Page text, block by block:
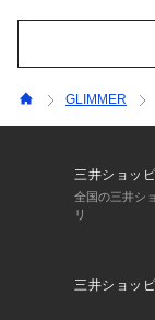
GLIMMER
三井ショッ
全国の三井シ
リ
三井ショッ